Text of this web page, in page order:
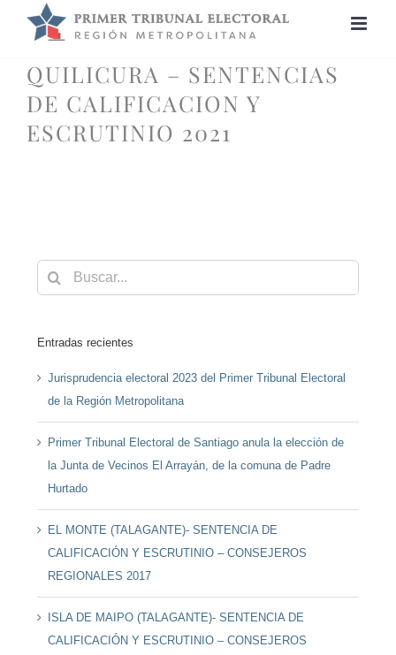
QUILICURA – SENTENCIAS
DE CALIFICACION Y
ESCRUTINIO 2021
Buscar:
Entradas recientes
Jurisprudencia electoral 2023 del Primer Tribunal Electoral
de la Región Metropolitana
Primer Tribunal Electoral de Santiago anula la elección de
la Junta de Vecinos El Arrayán, de la comuna de Padre
Hurtado
EL MONTE (TALAGANTE)- SENTENCIA DE
CALIFICACIÓN Y ESCRUTINIO – CONSEJEROS
REGIONALES 2017
ISLA DE MAIPO (TALAGANTE)- SENTENCIA DE
CALIFICACIÓN Y ESCRUTINIO – CONSEJEROS